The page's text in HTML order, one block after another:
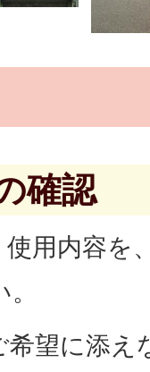
確認
用内容を
望に添え